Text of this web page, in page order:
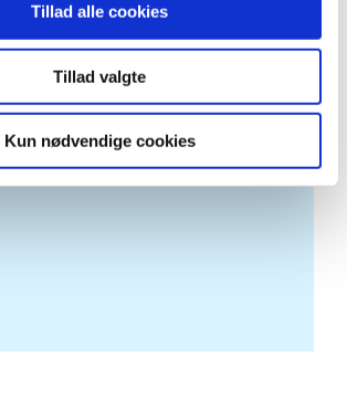
Tillad alle cookies
Tillad valgte
Kun nødvendige cookies